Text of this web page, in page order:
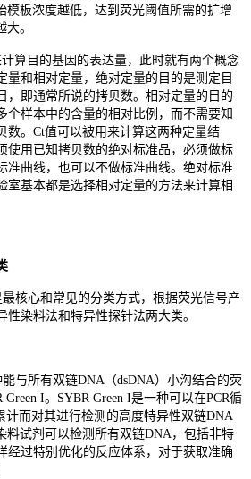
模板浓度越低，达到荧光阈值所需的扩增
。
算目的基因的表达量，此时就有两个概念
量和相对定量，绝对定量的目的是测定目
，即通常所说的拷贝数。相对定量的目的
个样本中的含量的相对比例，而不需要知
数。Ct值可以被用来计算这两种定量结
使用已知拷贝数的绝对标准品，必须做标
准曲线，也可以不做标准曲线。绝对标准
室基本都是选择相对定量的方法来计算相
核心和常见的分类方式，根据荧光信号产
性染料法和特异性探针法两大类。
与所有双链DNA（dsDNA）小沟结合的荧
I。SYBR Green I是一种可以在PCR循
计而对其进行检测的高度特异性双链DNA
料试剂可以检测所有双链DNA，包括非特
经过特别优化的反应体系，对于获取准确